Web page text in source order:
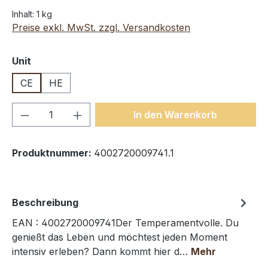
Inhalt: 1 kg
Preise exkl. MwSt. zzgl. Versandkosten
Unit
CE
HE
Produkt Anzahl: Gib denIn den Warenkorb
Produktnummer: 4002720009741.1
Beschreibung
EAN : 4002720009741Der Temperamentvolle. Du
genießt das Leben und möchtest jeden Moment
intensiv erleben? Dann kommt hier d… Mehr